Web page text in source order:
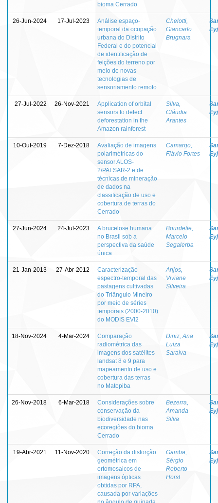
bioma Cerrado
26-Jun-2024 17-Jul-2023
Análise espaço-
temporal da ocupação
urbana do Distrito
Federal e do potencial
de identificação de
feições do terreno por
meio de novas
tecnologias de
sensoriamento remoto
Chelotti,
Giancarlo
Brugnara
27-Jul-2022 26-Nov-2021
Application of orbital
sensors to detect
deforestation in the
Amazon rainforest
Silva,
Cláudia
Arantes
10-Out-2019 7-Dez-2018
Avaliação de imagens
polarimétricas do
sensor ALOS-
2/PALSAR-2 e de
técnicas de mineração
de dados na
classificação de uso e
cobertura de terras do
Cerrado
Camargo,
Flávio Fortes
27-Jun-2024 24-Jul-2023
A brucelose humana
no Brasil sob a
perspectiva da saúde
única
Bourdette,
Marcelo
Segalerba
21-Jan-2013 27-Abr-2012
Caracterização
espectro-temporal das
pastagens cultivadas
do Triângulo Mineiro
por meio de séries
temporais (2000-2010)
do MODIS EVI2
Anjos,
Viviane
Silveira
18-Nov-2024 4-Mar-2024
Comparação
radiométrica das
imagens dos satélites
landsat 8 e 9 para
mapeamento de uso e
cobertura das terras
no Matopiba
Diniz, Ana
Luiza
Saraiva
26-Nov-2018 6-Mar-2018
Considerações sobre
conservação da
biodiversidade nas
ecoregiões do bioma
Cerrado
Bezerra,
Amanda
Silva
19-Abr-2021 11-Nov-2020
Correção da distorção
geométrica em
ortomosaicos de
imagens ópticas
obtidas por RPA,
causada por variações
Gamba,
Sérgio
Roberto
Horst